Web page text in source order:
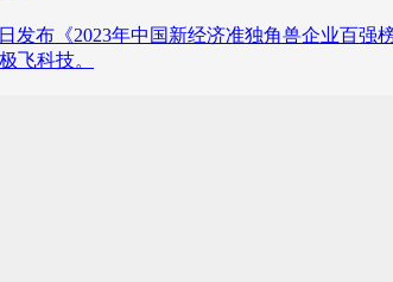
发布《2023年中国新经济准独角兽企业百
飞科技。